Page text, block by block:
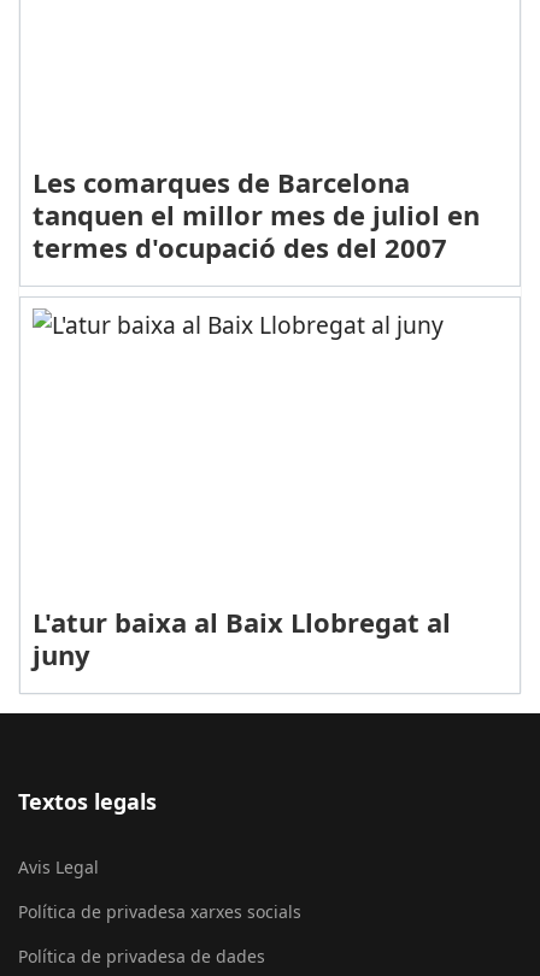
Les comarques de Barcelona
tanquen el millor mes de juliol en
termes d'ocupació des del 2007
L'atur baixa al Baix Llobregat al
juny
Textos legals
Avis Legal
Política de privadesa xarxes socials
Política de privadesa de dades